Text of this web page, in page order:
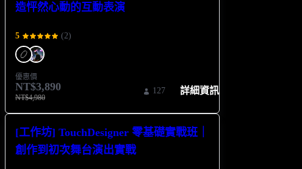
造怦然心動的互動表演
5 (2)
優惠價
NT$3,890
NT$4,980
127 詳細資訊
[工作坊] TouchDesigner 零基礎實戰班｜
創作到初次舞台演出實戰